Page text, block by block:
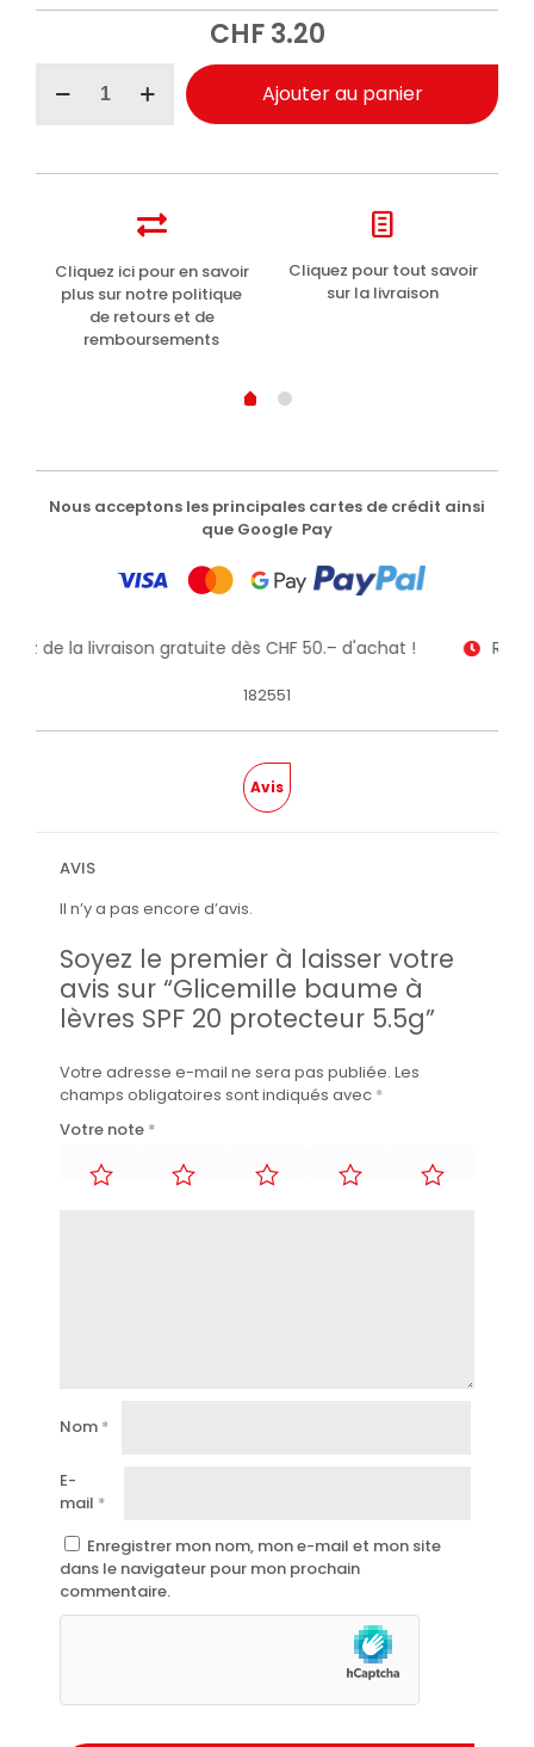
CHF3.20
5.5g
Ajouter au panier
Cliquez ici pour en savoir
plus sur notre politique
de retours et de
remboursements
Cliquez pour tout savoir
sur la livraison
Nous acceptons les principales cartes de crédit ainsi
que Google Pay
de la livraison gratuite dès CHF 50.– d'achat !
182551
Avis
AVIS
Il n’y a pas encore d’avis.
Soyez le premier à laisser votre
avis sur “Glicemille baume à
lèvres SPF 20 protecteur 5.5g”
Votre adresse e-mail ne sera pas publiée. Les
champs obligatoires sont indiqués avec *
Votre note *
Nom *
E-
mail *
Enregistrer mon nom, mon e-mail et mon site
dans le navigateur pour mon prochain
commentaire.